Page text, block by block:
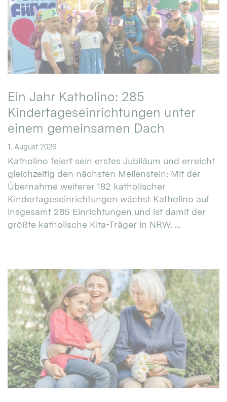
Ein Jahr Katholino: 285
Kindertageseinrichtungen unter
einem gemeinsamen Dach
1. August 2026
Katholino feiert sein erstes Jubiläum und erreicht
gleichzeitig den nächsten Meilenstein: Mit der
Übernahme weiterer 182 katholischer
Kindertageseinrichtungen wächst Katholino auf
insgesamt 285 Einrichtungen und ist damit der
größte katholische Kita-Träger in NRW. ...